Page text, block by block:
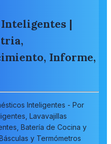
|
Informe,
Inteligentes - Por
Lavavajillas
Batería de Cocina y
y Termómetros